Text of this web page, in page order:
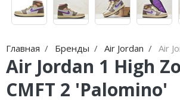
Главная Бренды Air Jordan Air
Air Jordan 1 High
CMFT 2 'Palomino'
Nike Dunk
Nike Shox
Nike Blazer
adidas Samba
adidas Gazelle
adidas Handball